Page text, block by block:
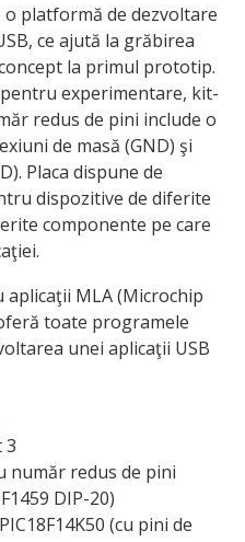
o platformă de dezvoltare
ce ajută la grăbirea
la primul prototip.
experimentare, kit-
redus de pini include o
de masă (GND) şi
Placa dispune de
dispozitive de diferite
componente pe care
MLA (Microchip
toate programele
unei aplicaţii USB
3
număr redus de pini
DIP-20)
(cu pini de